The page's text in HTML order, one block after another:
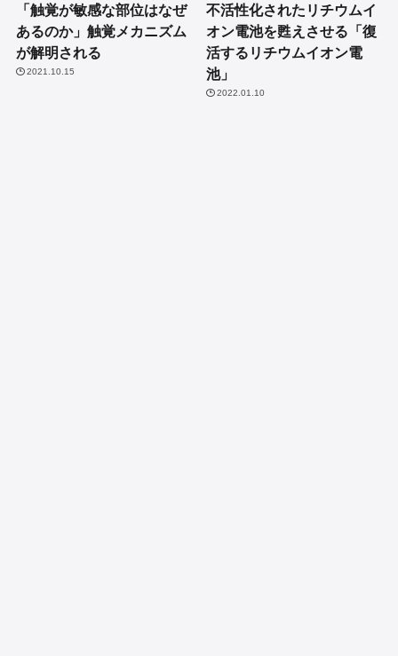
「触覚が敏感な部位はなぜ
あるのか」触覚メカニズム
が解明される
2021.10.15
不活性化されたリチウムイ
オン電池を甦えさせる「復
活するリチウムイオン電
池」
2022.01.10